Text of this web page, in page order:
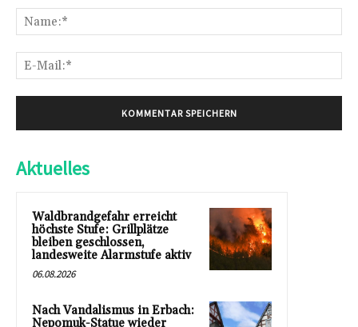
Aktuelles
Waldbrandgefahr erreicht
höchste Stufe: Grillplätze
bleiben geschlossen,
landesweite Alarmstufe aktiv
06.08.2026
Nach Vandalismus in Erbach:
Nepomuk-Statue wieder